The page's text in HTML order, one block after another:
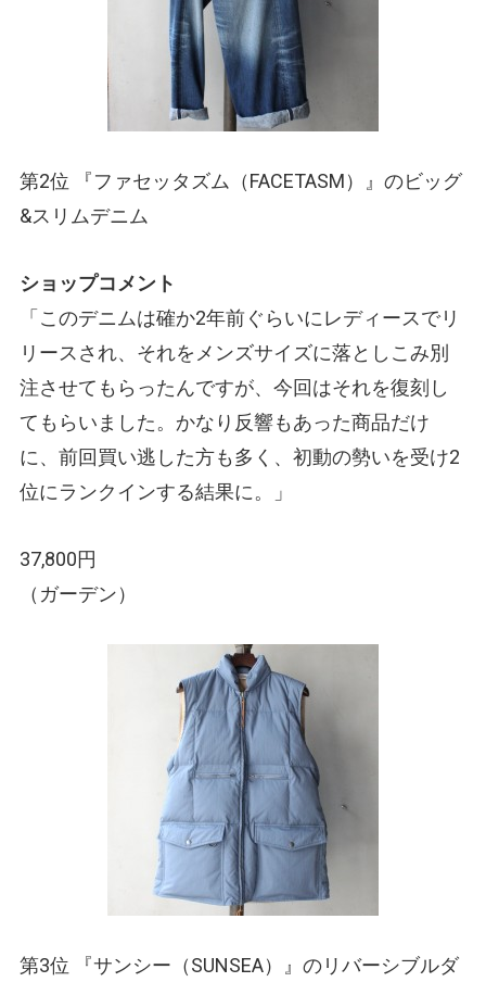
第2位 『ファセッタズム （FACETASM）
』のビッグ
&スリムデニム
ショップコメント
「このデニムは確か2年前ぐらいにレディースでリ
リースされ、それをメンズサイズに落としこみ別
注させてもらったんですが、今回はそれを復刻し
てもらいました。かなり反響もあった商品だけ
に、前回買い逃した方も多く、初動の勢いを受け2
位にランクインする結果に。」
37,800円
（ガーデン）
第3位 『サンシー （SUNSEA） 』のリバーシブルダ